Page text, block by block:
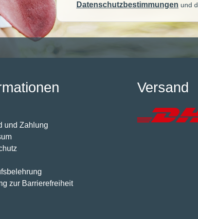
Datenschutzbestimmungen und
und Zahlung
zur Barrierefreiheit
Versand